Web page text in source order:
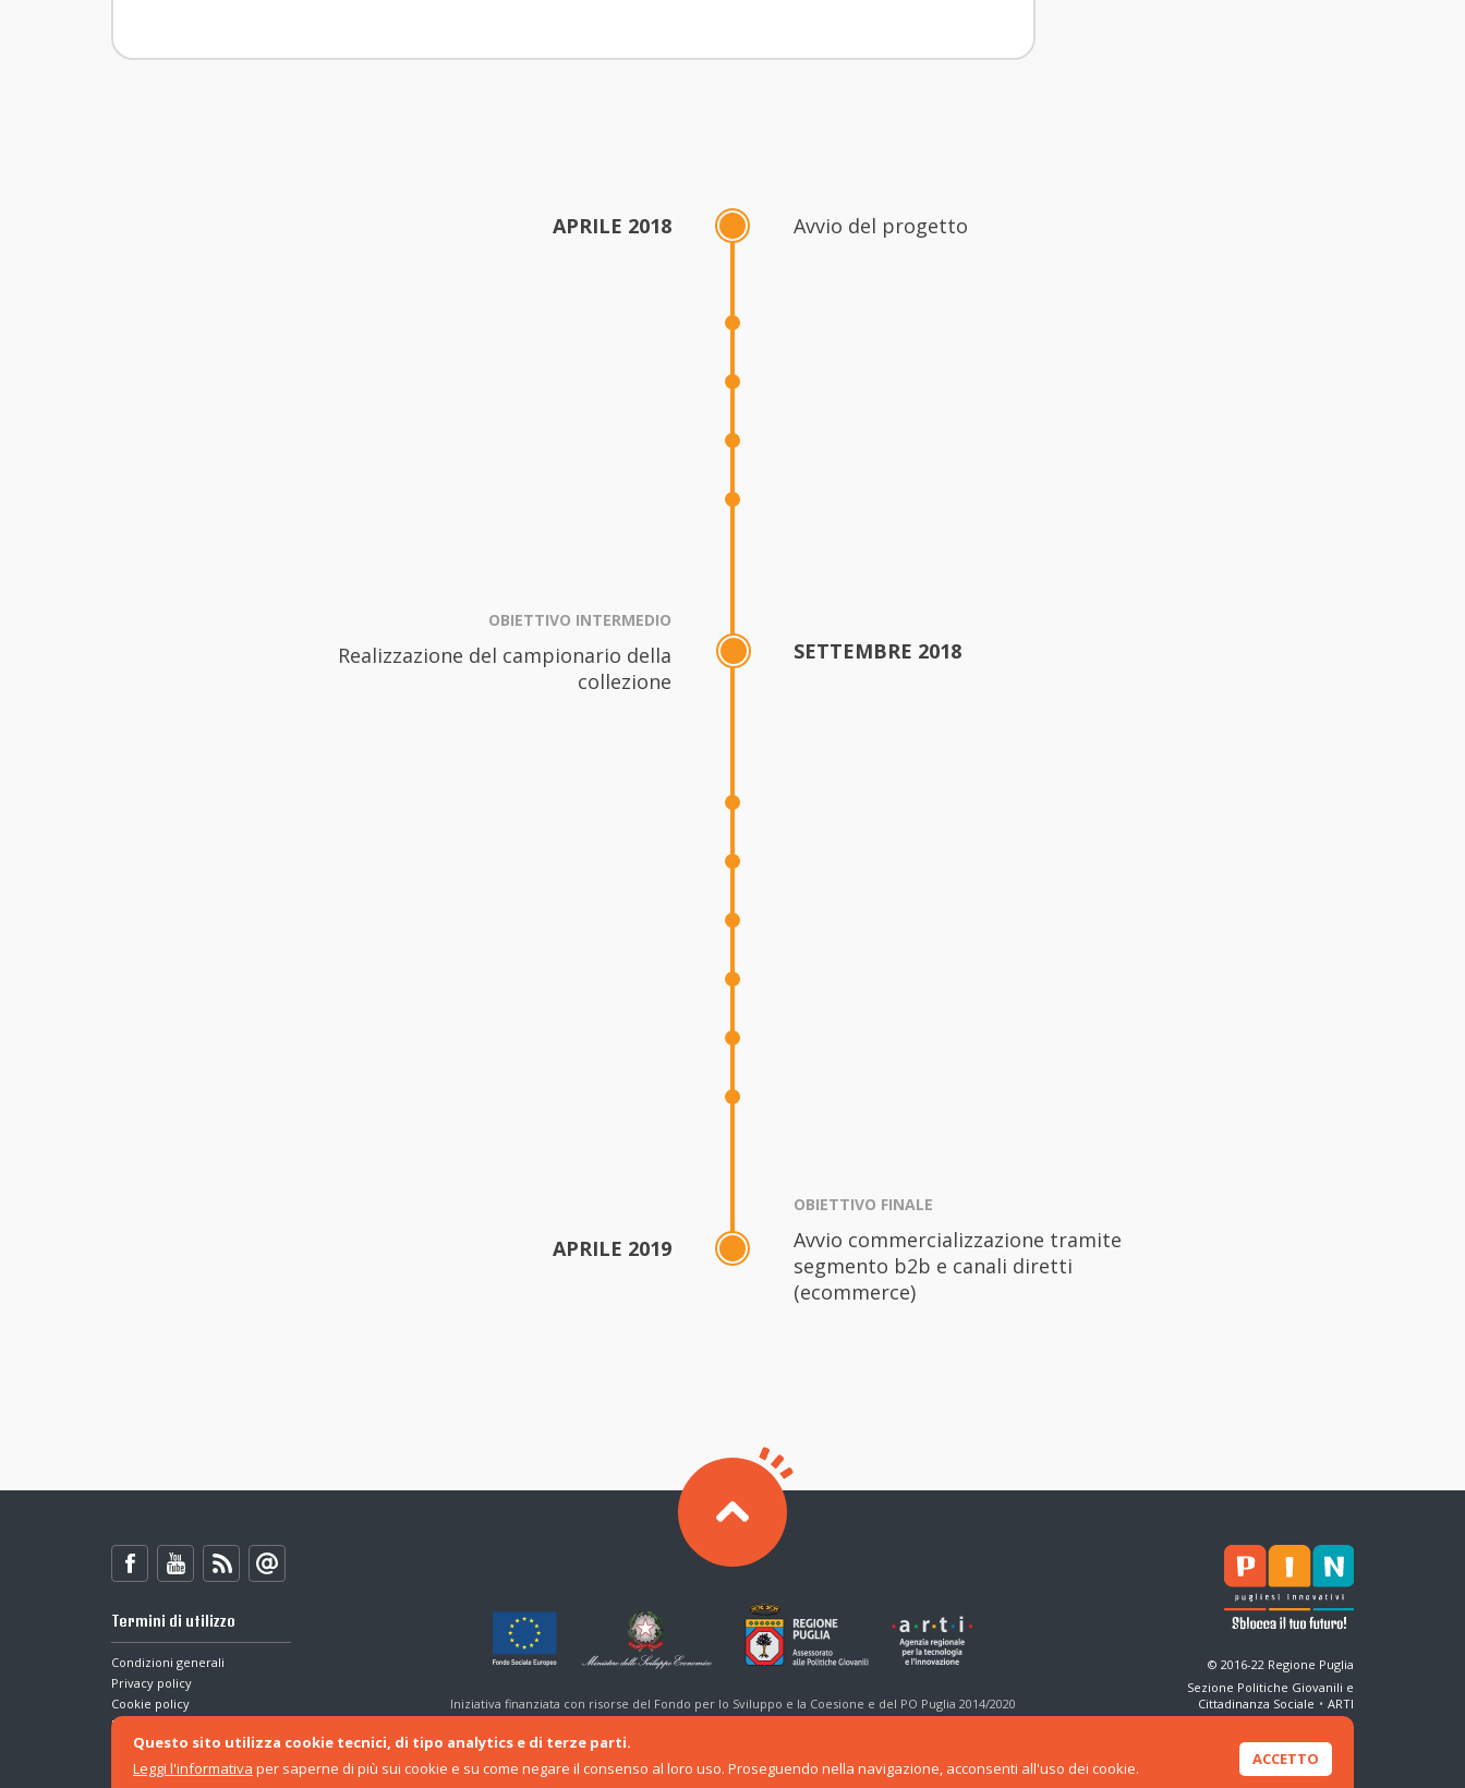
APRILE 2018 Avvio del progetto
SETTEMBRE 2018
OBIETTIVO INTERMEDIO
Realizzazione del campionario della
collezione
APRILE 2019
OBIETTIVO FINALE
Avvio commercializzazione tramite
segmento b2b e canali diretti
(ecommerce)
Termini di utilizzo
Condizioni generali
Privacy policy
Cookie policy
Dichiarazione di accessibilità
Iniziativa finanziata con risorse del Fondo per lo Sviluppo e la Coesione e del PO Puglia 2014/2020
© 2016-22 Regione Puglia
Sezione Politiche Giovanili e
Cittadinanza Sociale • ARTI
Questo sito utilizza cookie tecnici, di tipo analytics e di terze parti.
Leggi l'informativa per saperne di più sui cookie e su come negare il consenso al loro uso. Proseguendo nella navigazione, acconsenti all'uso dei cookie. ACCETTO